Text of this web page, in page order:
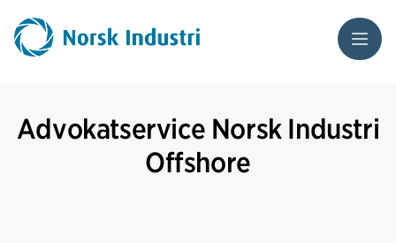
Meny
Advokatservice Norsk Industri
Offshore